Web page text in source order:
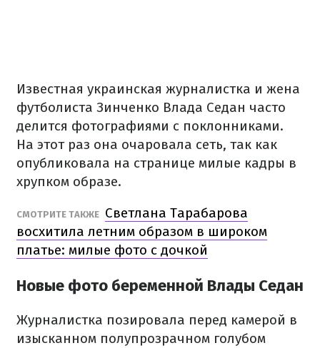
Известная украинская журналистка и жена
футболиста Зинченко Влада Седан часто
делится фотографиями с поклонниками.
На этот раз она очаровала сеть, так как
опубликовала на странице милые кадры в
хрупком образе.
СМОТРИТЕ ТАКЖЕ Светлана Тарабарова
восхитила летним образом в широком
платье: милые фото с дочкой
Новые фото беременной Влады Седан
Журналистка позировала перед камерой в
изысканном полупрозрачном голубом